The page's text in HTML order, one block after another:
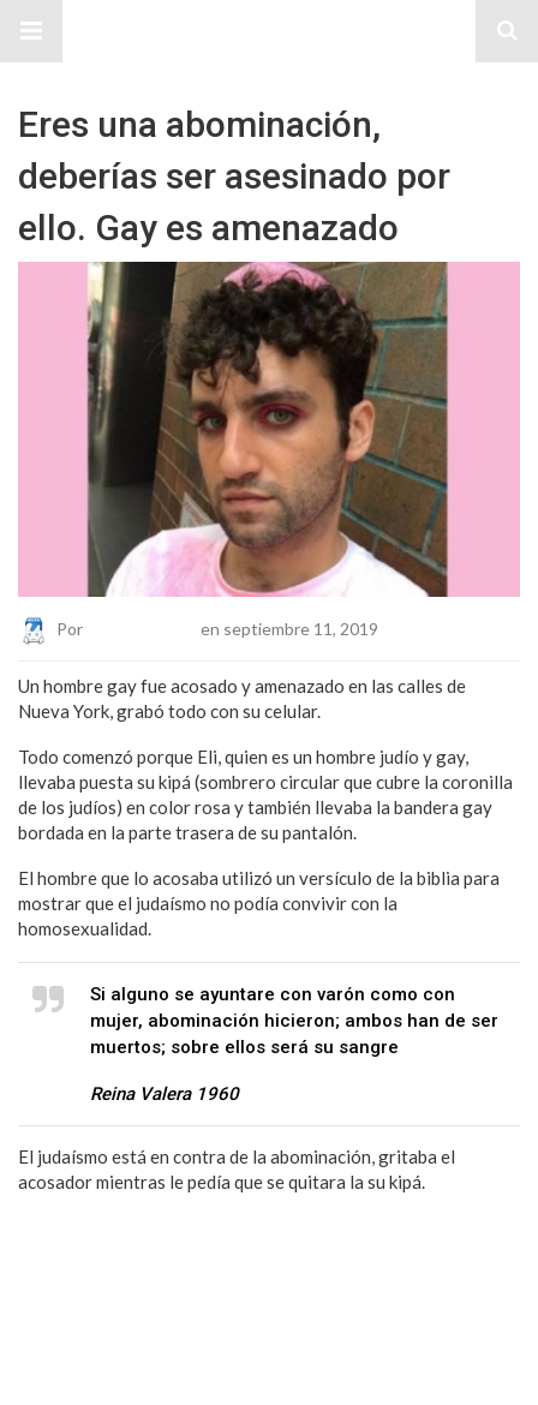
Eres una abominación,
deberías ser asesinado por
ello. Gay es amenazado
Por en septiembre 11, 2019
Un hombre gay fue acosado y amenazado en las calles de
Nueva York, grabó todo con su celular.
Todo comenzó porque Eli, quien es un hombre judío y gay,
llevaba puesta su kipá (sombrero circular que cubre la coronilla
de los judíos) en color rosa y también llevaba la bandera gay
bordada en la parte trasera de su pantalón.
El hombre que lo acosaba utilizó un versículo de la biblia para
mostrar que el judaísmo no podía convivir con la
homosexualidad.
Si alguno se ayuntare con varón como con
mujer, abominación hicieron; ambos han de ser
muertos; sobre ellos será su sangre
Reina Valera 1960
El judaísmo está en contra de la abominación, gritaba el
acosador mientras le pedía que se quitara la su kipá.